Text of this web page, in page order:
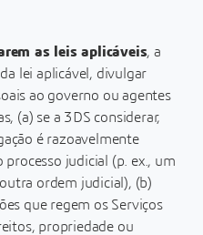
as leis aplicáveis, a
lei aplicável, divulgar
ao governo ou agentes
(a) se a 3DS considerar,
é razoavelmente
processo judicial (p. ex., um
ordem judicial), (b)
que regem os Serviços
propriedade ou